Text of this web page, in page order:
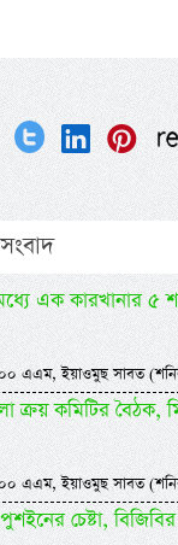
এক কারখানার ৫
এএম, ইয়াওমুছ সাবত
ক্রয় কমিটির
এএম, ইয়াওমুছ সাবত
চেষ্টা, বিজিবির